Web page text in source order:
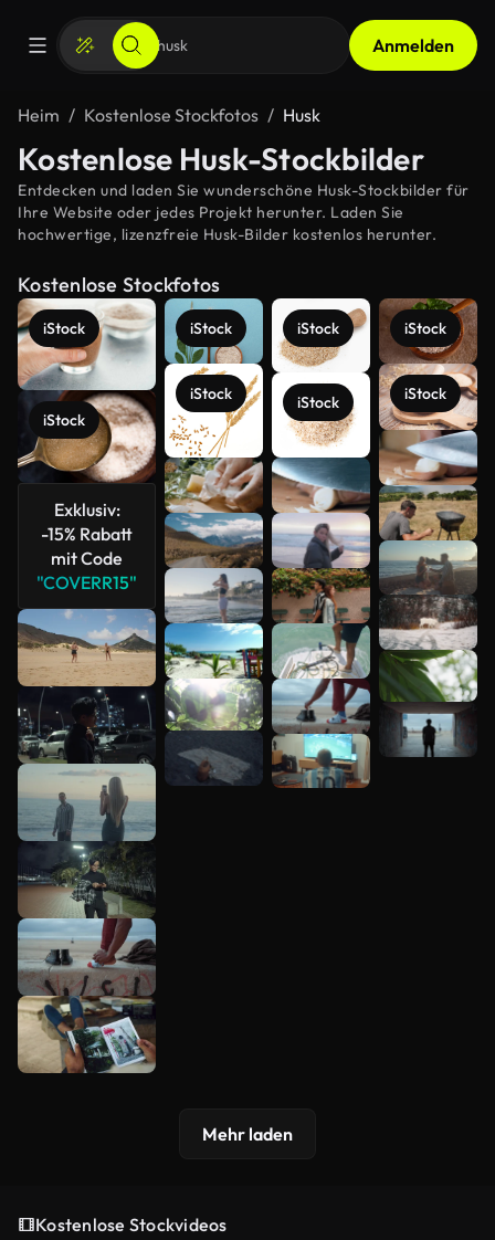
Anmelden
Heim Kostenlose Stockfotos Husk
Kostenlose Husk-Stockbilder
Entdecken und laden Sie wunderschöne Husk-Stockbilder für
Ihre Website oder jedes Projekt herunter. Laden Sie
hochwertige, lizenzfreie Husk-Bilder kostenlos herunter.
Kostenlose Stockfotos
iStock
iStock
Exklusiv:
-15% Rabatt
mit Code
"COVERR15"
iStock
iStock
iStock
iStock
iStock
iStock
Mehr
anzeigen
Mehr laden
Kostenlose Stockvideos